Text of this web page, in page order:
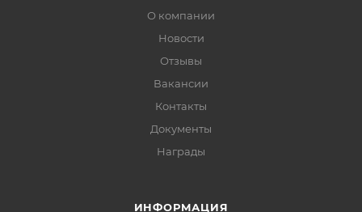
О компании
Новости
Отзывы
Вакансии
Контакты
Документы
Награды
ИНФОРМАЦИЯ